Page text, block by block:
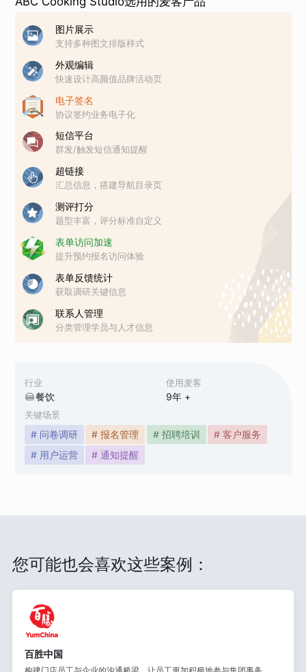
行业
餐饮
使用麦客
9年 +
关键场景
# 问卷调研 # 报名管理 # 招聘培训
# 客户服务
# 用户运营
# 通知提醒
图片展示
支持多种图文排版样式
外观编辑
快速设计高颜值品牌活动页
电子签名
协议签约业务电子化
短信平台
群发/触发短信通知提醒
超链接
汇总信息，搭建导航目录页
测评打分
题型丰富，评分标准自定义
表单访问加速
提升预约报名访问体验
表单反馈统计
获取调研关键信息
联系人管理
分类管理学员与人才信息
您可能也会喜欢这些案例：
百胜中国